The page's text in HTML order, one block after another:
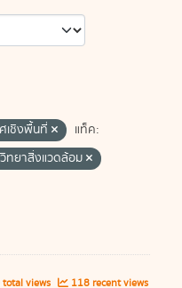
เชิงพื้นที่
แท็ค:
ทยาสิ่งแวดล้อม
views 118 recent views